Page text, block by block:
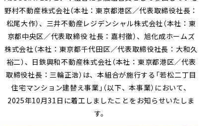
農業事業
オープン
イノベーション
取り組み
地球環境への配慮 安全・安心の確保
社会変化への対応 次世代を担う人材創
ガバナンスの充実・
高度化
社会貢献活動・
コミュニティ支援
サステナブルファイナ
ンス
内容索引
野村不動産株式会社（本社：東京都港区／代表取締役社長：
松尾大作）、三井不動産レジデンシャル株式会社（本社：東
京都中央区／代表取締役 社長：嘉村徹）、旭化成ホームズ
株式会社（本社：東京都千代田区／代表取締役社長：大和久
裕二）、日鉄興和不動産株式会社（本社：東京都港区／代表
取締役社長：三輪正浩）は、本組合が施行する「若松二丁目
住宅マンション建替え事業」（以下、本事業）において、
2025年10月31日に着工しましたことをお知らせいたしま
す。